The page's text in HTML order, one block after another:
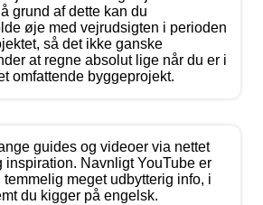
grund af dette kan du
øje med vejrudsigten i perioden
så det ikke ganske
at regne absolut lige når du er i
omfattende byggeprojekt.
guides og videoer via nettet
inspiration. Navnligt YouTube er
meget udbytterig info, i
du kigger på engelsk.